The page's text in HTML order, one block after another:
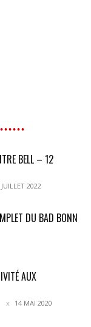
BELL – 12
2022
DU BAD BONN
AUX
14 MAI 2020